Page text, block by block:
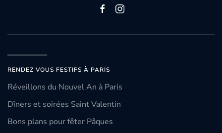
RENDEZ VOUS FESTIFS À PARIS
Réveillons du Nouvel An à Paris
Dîners et soirées Saint Valentin
Bons plans pour fêter Pâques